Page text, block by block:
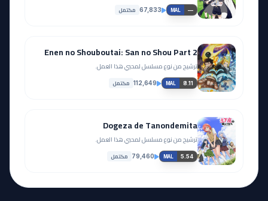
MAL —
67,833 مكتمل
Enen no Shouboutai: San no Shou Part 2
ترشيح من نوع مسلسل لمحبي هذا العمل.
MAL 8.11
112,649 مكتمل
Dogeza de Tanondemita
ترشيح من نوع مسلسل لمحبي هذا العمل.
MAL 5.54
79,460 مكتمل